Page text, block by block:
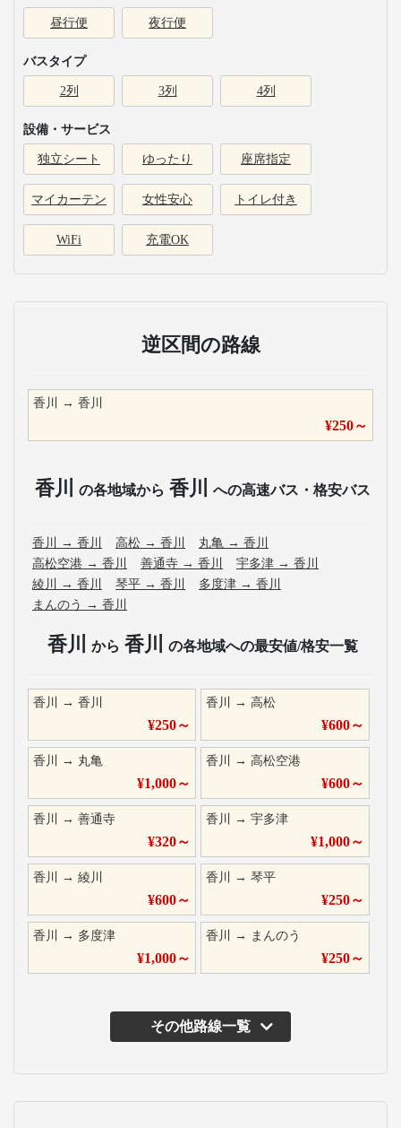
昼行便 夜行便
バスタイプ
2列 3列 4列
設備・サービス
独立シート ゆったり 座席指定
マイカーテン 女性安心 トイレ付き
WiFi 充電OK
逆区間の路線
香川 → 香川
¥250～
香川 の各地域から 香川 への高速バス・格安バス
香川 → 香川 高松 → 香川 丸亀 → 香川
高松空港 → 香川 善通寺 → 香川 宇多津 → 香川
綾川
→ 香川 琴平 → 香川 多度津 → 香川
まんのう → 香川
香川 から 香川 の各地域への最安値/格安一覧
香川 → 香川
¥250～
香川 →高松
¥600～
香川 → 丸亀
¥1,000～
香川 →高松空港
¥600～
香川 → 善通寺
¥320～
香川 →宇多津
¥1,000～
香川 → 綾川
¥600～
香川 →琴平
¥250～
香川 → 多度津
¥1,000～
香川 → まんのう
¥250～
その他路線一覧